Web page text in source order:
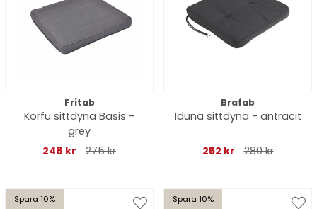
Fritab
Korfu sittdyna Basis -
grey
248 kr
275 kr
Brafab
Iduna sittdyna - antracit
252 kr 280 kr
Spara 10% Spara 10%